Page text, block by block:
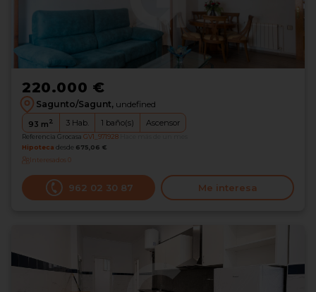
220.000 €
Sagunto/Sagunt, undefined
93 m2 3 Hab. 1 baño(s) Ascensor
Referencia Grocasa GV1_971928
Hipoteca desde 675,06 €
Interesados0
962 02 30 87 Me interesa